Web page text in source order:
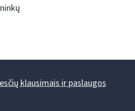
klausimais ir paslaugos